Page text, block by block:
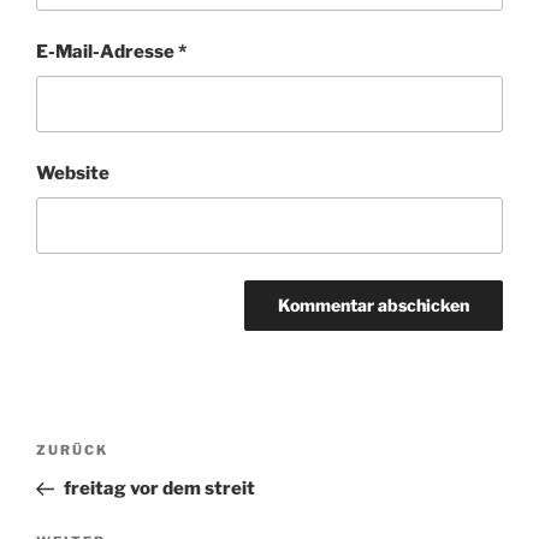
E-Mail-Adresse*
Website
Beitragsnavigation
Vorheriger
Beitrag
ZURÜCK
freitag vor dem streit